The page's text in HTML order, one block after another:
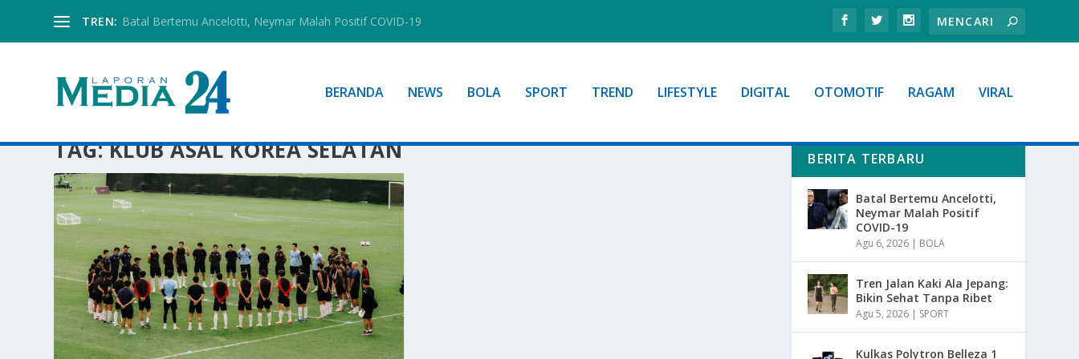
TREN: Batal Bertemu Ancelotti, Neymar Malah Positif COVID-19
BERANDA NEWS BOLA SPORT TREND LIFESTYLE DIGITAL OTOMOTIF RAGAM VIRAL
TAG:KLUB ASAL KOREA SELATAN BERITA TERBARU
Batal Bertemu Ancelotti,
Neymar Malah Positif
COVID-19
Agu 6, 2026 | BOLA
Tren Jalan Kaki Ala Jepang:
Bikin Sehat Tanpa Ribet
Agu 5, 2026 | SPORT
Kulkas Polytron Belleza 1